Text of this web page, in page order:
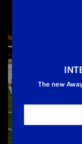
The new